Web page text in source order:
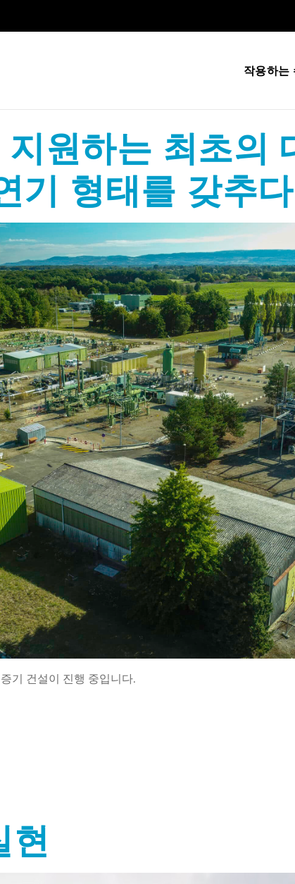
작용하는
원하는 최초의
기 형태를 갖추다
기 건설이 진행 중입니다.
현